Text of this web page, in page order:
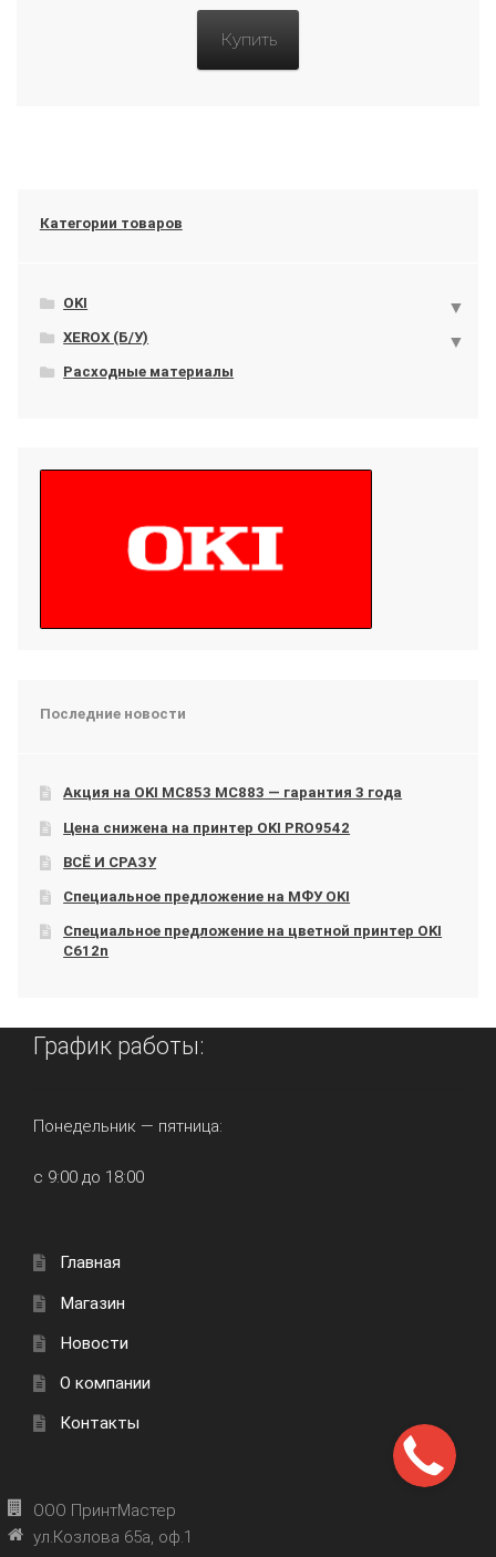
Купить
Категории товаров
OKI
XEROX (Б/У)
Расходные материалы
Последние новости
Акция на OKI МС853 МС883 — гарантия 3 года
Цена снижена на принтер OKI PRO9542
ВСЁ И СРАЗУ
Специальное предложение на МФУ OKI
Специальное предложение на цветной принтер OKI
C612n
График работы:
Понедельник — пятница:
с 9:00 до 18:00
Главная
Магазин
Новости
О компании
Контакты
ООО ПринтМастер
ул.Козлова 65а, оф.1